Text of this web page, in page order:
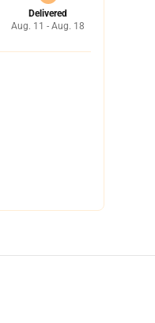
Delivered
Aug. 11 - Aug. 18